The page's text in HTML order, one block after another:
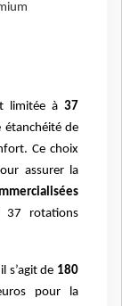
limitée à 37
étanchéité de
Ce choix
assurer la
37 rotations
s’agit de 180
pour la